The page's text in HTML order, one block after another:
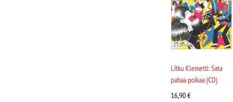
Litku Klemetti: Sata
pahaa poikaa (CD)
16,90€